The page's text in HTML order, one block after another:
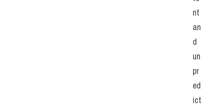
nt
an
d
un
pr
ed
ict